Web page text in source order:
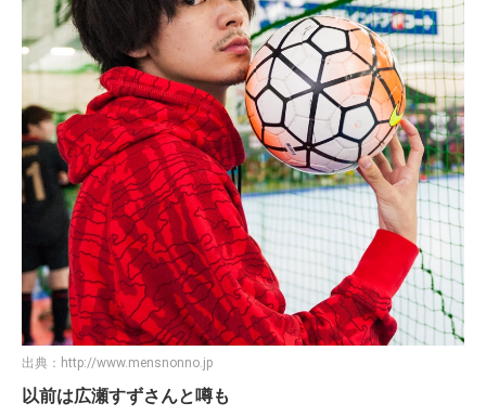
出典： http://www.mensnonno.jp
以前は広瀬すずさんと噂も